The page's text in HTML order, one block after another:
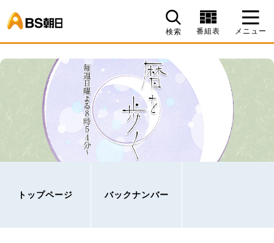
検索 番組表 メニュー
トップページ バックナンバー